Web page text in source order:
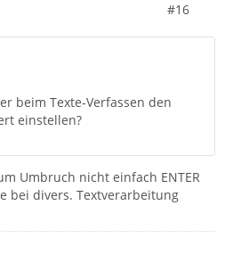
#16
beim Texte-Verfassen den
einstellen?
Umbruch nicht einfach ENTER
bei divers. Textverarbeitung